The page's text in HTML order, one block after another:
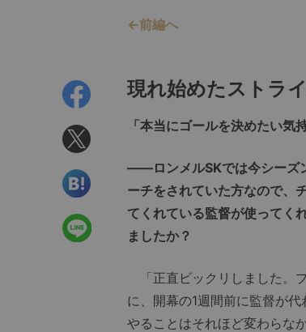
←前編へ
現れ始めたストラ
「本当にゴールを決めたい気
――ロンメルSKでは今シーズ
ーチをされていた方なので、
てくれている監督が使ってく
ましたか？
「正直ビックリしました。
に、開幕の1週間前に監督が
やることはそれほど変わらな